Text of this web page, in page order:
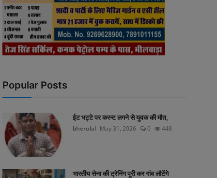
Popular Posts
ईट भट्टे पर करन्ट लगने से युवक की मौत,
bherulal May 31, 2026 0 448
भारतीय सेना की ट्रेनिंग पूरी कर गांव लौटेंगे